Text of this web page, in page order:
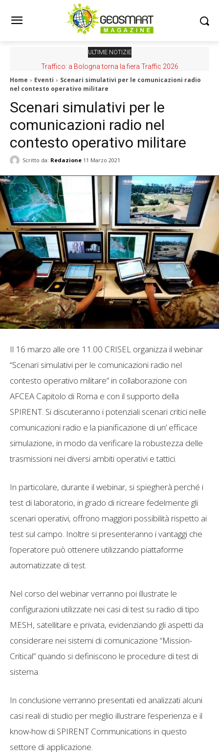
ULTIME NOTIZIE
Traffico: a Bologna torna la fiera Traffic 2026
Home Eventi
Scenari simulativi per le comunicazioni radio
nel contesto operativo militare
Scenari simulativi per le
comunicazioni radio nel
contesto operativo militare
Scritto da: Redazione 11 Marzo 2021
Il 16 marzo alle ore 11.00 CRISEL organizza il webinar
“Scenari simulativi per le comunicazioni radio nel
contesto operativo militare” in collaborazione con
AFCEA Capitolo di Roma e con il supporto della
SPIRENT. Si discuteranno i potenziali scenari critici nelle
comunicazioni radio e la pianificazione di un’ efficace
simulazione, in modo da verificare la robustezza delle
trasmissioni nei diversi ambiti operativi e tattici.
In particolare, durante il webinar, si spiegherà perché i
test di laboratorio, in grado di ricreare fedelmente gli
scenari operativi, offrono maggiori possibilità rispetto ai
test sul campo. Inoltre si presenteranno i vantaggi che
l’operatore può ottenere utilizzando piattaforme
automatizzate di test.
Nel corso del webinar verranno poi illustrate le
configurazioni utilizzate nei casi di test su radio di tipo
MESH, satellitare e privata, evidenziando gli aspetti da
considerare nei sistemi di comunicazione “Mission-
Critical” quando si definiscono le procedure di test di
sistema.
In conclusione verranno presentati ed analizzati alcuni
casi reali di studio per meglio illustrare l’esperienza e il
know-how di SPIRENT Communications in questo
settore di applicazione.